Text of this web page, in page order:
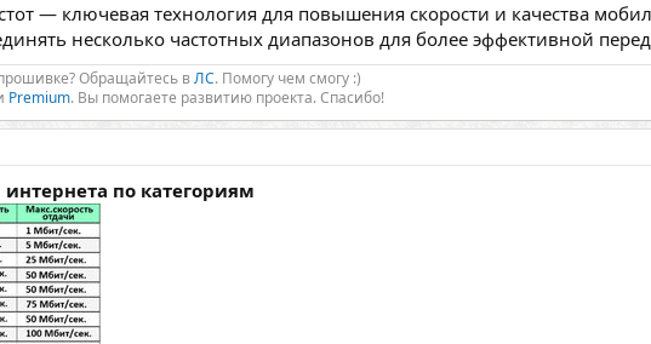
— ключевая технология для повышения скорости и качества
несколько частотных диапазонов для более эффективной
Обращайтесь вЛС. Помогу чем смогу :)
Premium. Вы помогаете развитию проекта. Спасибо!
по категориям